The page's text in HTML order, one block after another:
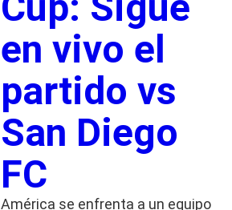
en vivo el
partido vs
San Diego
FC
América se enfrenta a un equipo